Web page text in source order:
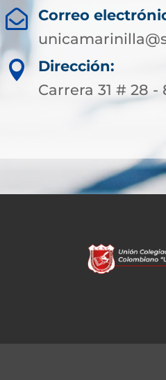

Correo

Dirección:
Carrera 31 # 28 -